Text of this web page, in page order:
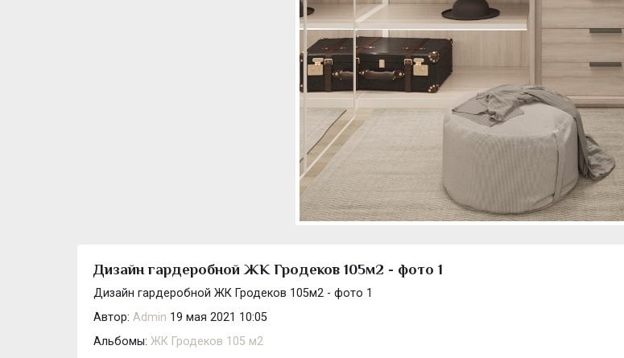
Дизайн гардеробной ЖК Гродеков 105м2 - фото 1
Дизайн гардеробной ЖК Гродеков 105м2 - фото 1
Автор: Admin 19 мая 2021 10:05
Альбомы: ЖК Гродеков 105 м2